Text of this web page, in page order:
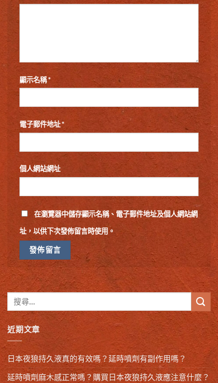
顯示名稱*
電子郵件地址*
個人網站網址
在瀏覽器中儲存顯示名稱、電子郵件地址及個人網站網
址，以供下次發佈留言時使用。
近期文章
日本夜狼持久液真的有效嗎？延時噴劑有副作用嗎？
延時噴劑麻木感正常嗎？購買日本夜狼持久液應注意什麼？